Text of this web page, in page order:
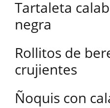
Tartaleta
negra
Rollitos de
crujientes
Ñoquis con